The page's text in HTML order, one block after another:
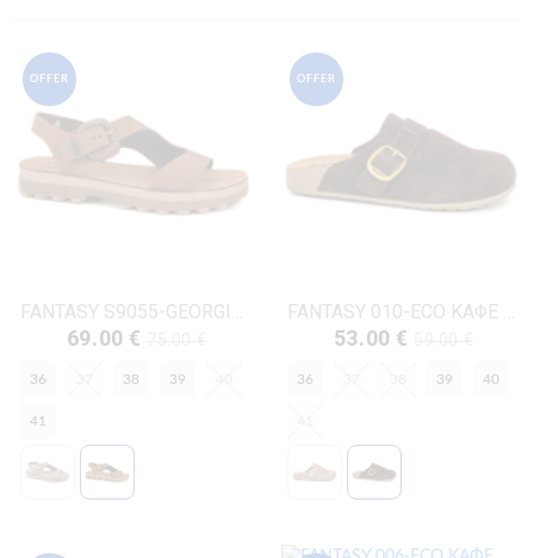
OFFER
FANTASY S9055-GEORGIANNA ΚΑΦΕ ΔΕΡΜΑ-NUBUK
69.00 €
36 38 39
41
OFFER
FANTASY 010-ECO ΚΑΦΕ ΔΕΡΜΑ-ΚΡΟΥΤΑ
53.00 €
36 39 40